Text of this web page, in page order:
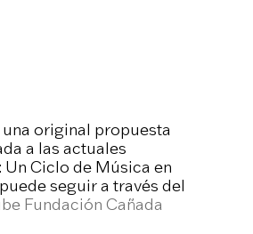
original propuesta
a las actuales
Ciclo de Música en
seguir a través del
Fundación Cañada